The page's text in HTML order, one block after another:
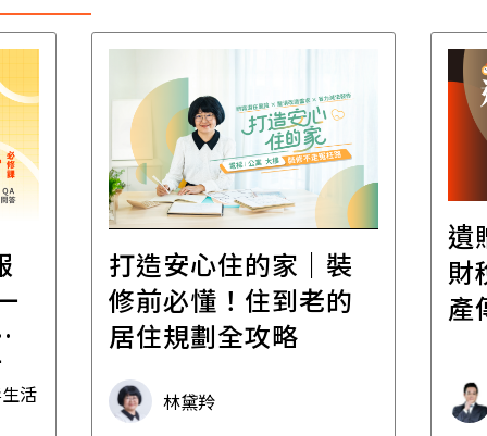
活
打造安心住的家｜裝
修前必懂！住到老的
居住規劃全攻略
林黛羚
遺
財
產